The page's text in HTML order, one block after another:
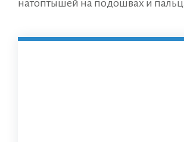
натоптышей на подошвах и